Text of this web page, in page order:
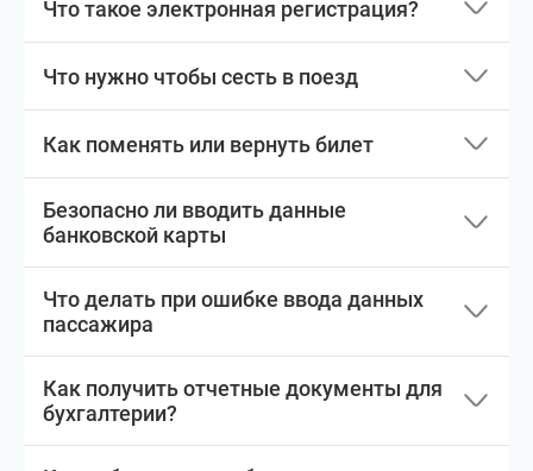
Что такое электронная регистрация?
Что нужно чтобы сесть в поезд
Как поменять или вернуть билет
Безопасно ли вводить данные
банковской карты
Что делать при ошибке ввода данных
пассажира
Как получить отчетные документы для
бухгалтерии?